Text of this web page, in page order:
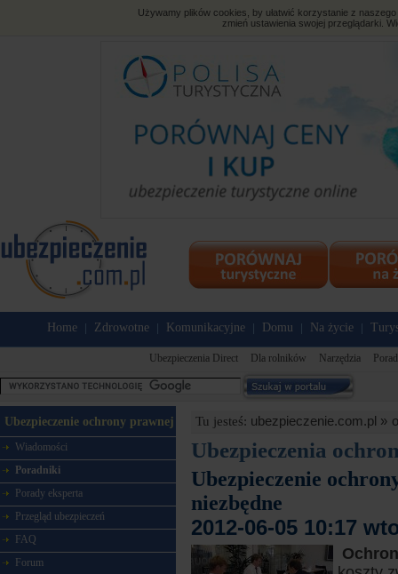
Używamy plików cookies, by ułatwić korzystanie z
zmień ustawienia swojej przeglądarki.
Home Zdrowotne Komunikacyjne Domu Na życie
Ubezpieczenia Direct Dla rolników Narzędzia
Ubezpieczenie ochrony prawnej
Wiadomości
Poradniki
Porady eksperta
Przegląd ubezpieczeń
FAQ
Forum
Tu jesteś: ubezpieczenie.com.pl »
Ubezpieczenia
Ubezpieczenie
niezbędne
2012-06-05 10:17